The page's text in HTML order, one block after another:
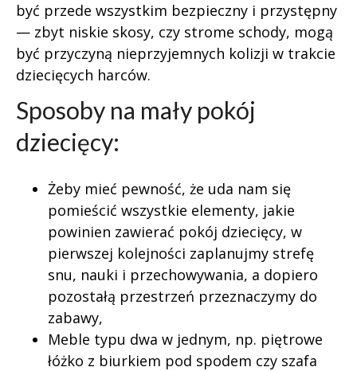
być przede wszystkim bezpieczny i przystępny
— zbyt niskie skosy, czy strome schody, mogą
być przyczyną nieprzyjemnych kolizji w trakcie
dziecięcych harców.
Sposoby na mały pokój
dziecięcy:
Żeby mieć pewność, że uda nam się
pomieścić wszystkie elementy, jakie
powinien zawierać pokój dziecięcy, w
pierwszej kolejności zaplanujmy strefę
snu, nauki i przechowywania, a dopiero
pozostałą przestrzeń przeznaczymy do
zabawy,
Meble typu dwa w jednym, np. piętrowe
łóżko z biurkiem pod spodem czy szafa